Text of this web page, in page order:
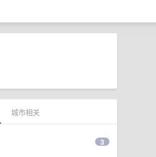
城市相关
3